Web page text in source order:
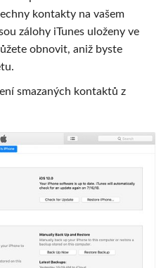
kontakty na vašem
zálohy iTunes uloženy ve
obnovit, aniž byste
smazaných kontaktů z